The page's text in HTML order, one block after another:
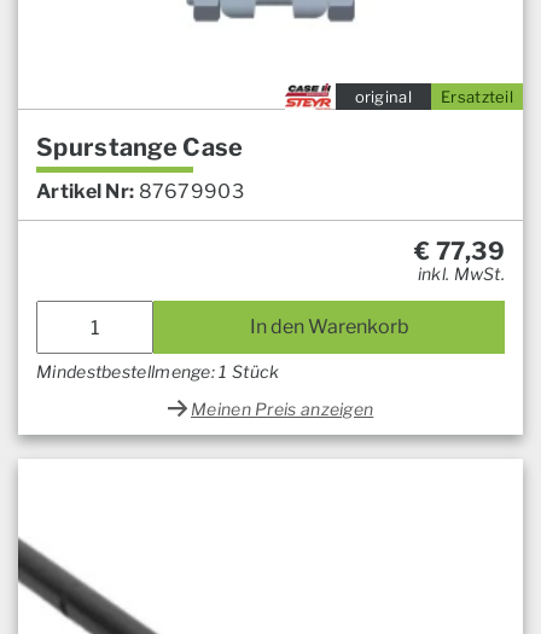
Ersatzteil
original
Spurstange Case
Artikel Nr: 87679903
€ 77,39
inkl. MwSt.
In den Warenkorb
Mindestbestellmenge: 1 Stück
Meinen Preis anzeigen